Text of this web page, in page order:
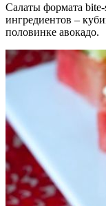
Салаты формата
ингредиентов –
половинке авокадо.